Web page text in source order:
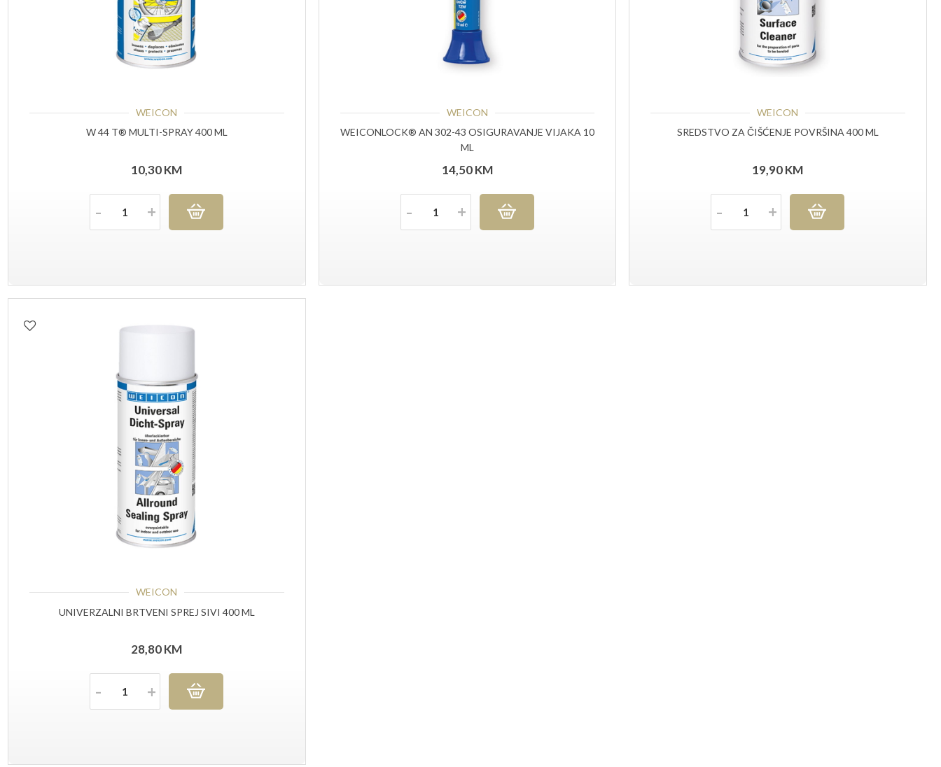
WEICON
W 44 T® MULTI-SPRAY 400 ML
10,30KM
Količina
WEICON
WEICONLOCK® AN 302-43 OSIGURAVANJE VIJAKA 10
ML
14,50KM
Količina
WEICON
SREDSTVO ZA ČIŠĆENJE POVRŠINA 400 ML
19,90KM
Količina
WEICON
UNIVERZALNI BRTVENI SPREJ SIVI 400 ML
28,80KM
Količina